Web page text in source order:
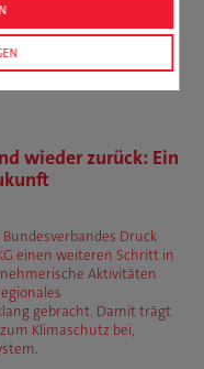
wieder zurück: Ein
Druck
einen weiteren Schritt in
Aktivitäten
gebracht. Damit trägt
Klimaschutz bei,